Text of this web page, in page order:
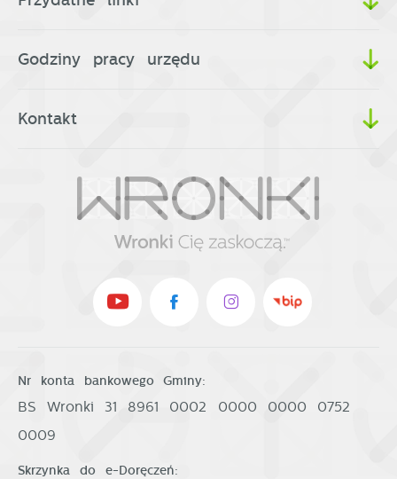
Godziny pracy urzędu
Kontakt
Nr konta bankowego Gminy:
BS Wronki 31 8961 0002 0000 0000 0752
0009
Skrzynka do e-Doręczeń: